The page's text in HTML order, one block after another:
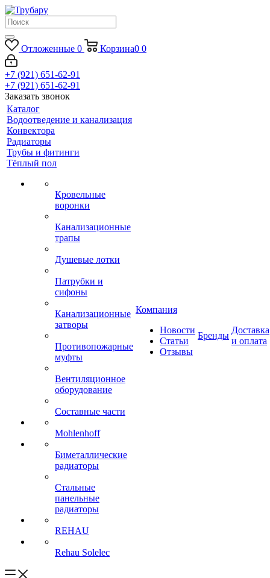
Отложенные 0 Корзина0 0
+7 (921) 651-62-91
+7 (921) 651-62-91
Заказать звонок
Каталог
Водоотведение и канализация
Конвектора
Радиаторы
Трубы и фитинги
Тёплый пол
Кровельные
воронки
Канализационные
трапы
Душевые лотки
Патрубки и
сифоны
Канализационные
затворы
Противопожарные
муфты
Вентиляционное
оборудование
Составные части
Mohlenhoff
Биметаллические
радиаторы
Стальные
панельные
радиаторы
REHAU
Rehau Solelec
Компания
Новости
Статьи
Отзывы
Бренды
Доставка
и оплата